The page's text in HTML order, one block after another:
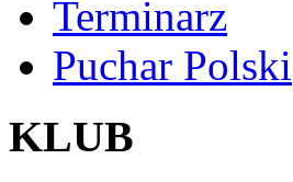
Terminarz
Puchar Polski
KLUB